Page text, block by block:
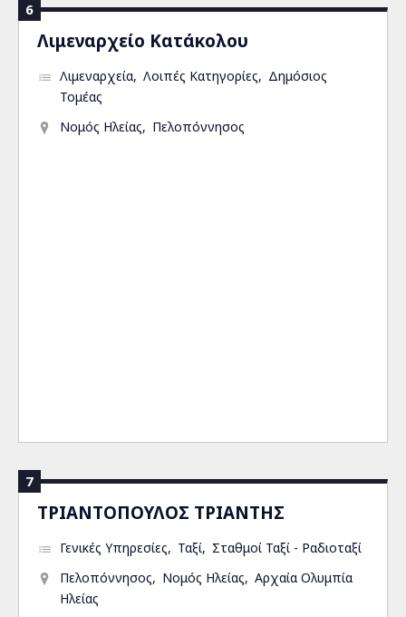
6
Λιμεναρχείο Κατάκολου
Λιμεναρχεία Λοιπές Κατηγορίες
Δημόσιος
Τομέας
Νομός Ηλείας
Πελοπόννησος
7
ΤΡΙΑΝΤΟΠΟΥΛΟΣ ΤΡΙΑΝΤΗΣ
Γενικές Υπηρεσίες Ταξί
Σταθμοί Ταξί - Ραδιοταξί
Πελοπόννησος
Νομός Ηλείας
Αρχαία Ολυμπία
Ηλείας